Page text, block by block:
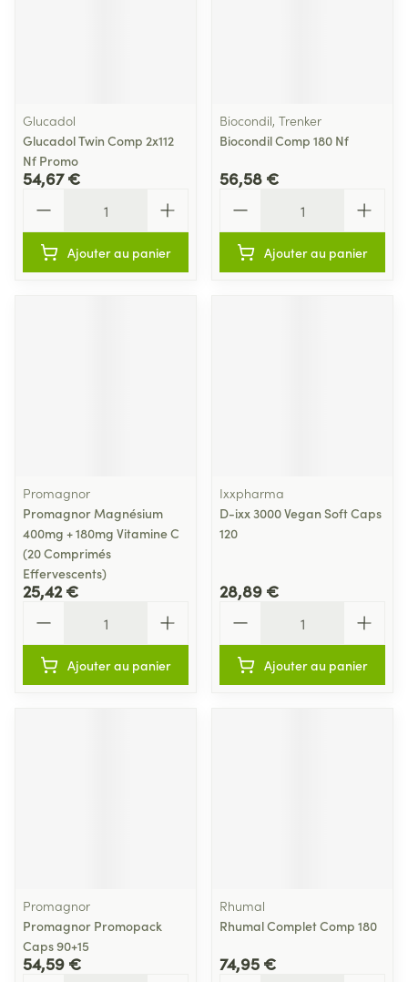
Glucadol
Glucadol Twin Comp 2x112
Nf Promo
54,67 €
Ajouter au panier
Biocondil, Trenker
Biocondil Comp 180 Nf
56,58 €
Ajouter au panier
Promagnor
Promagnor Magnésium
400mg + 180mg Vitamine C
(20 Comprimés
Effervescents)
25,42 €
Ajouter au panier
Ixxpharma
D-ixx 3000 Vegan Soft Caps
120
28,89 €
Ajouter au panier
Promagnor
Promagnor Promopack
Caps 90+15
54,59 €
Rhumal
Rhumal Complet Comp 180
74,95 €